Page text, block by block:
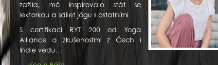
zažila, mě inspirovalo stát se
lektorkou a sdílet jógu s ostatními.
S certifikací RYT 200 od Yoga
Alliance a zkušenostmi z Čech i
Indie vedu…